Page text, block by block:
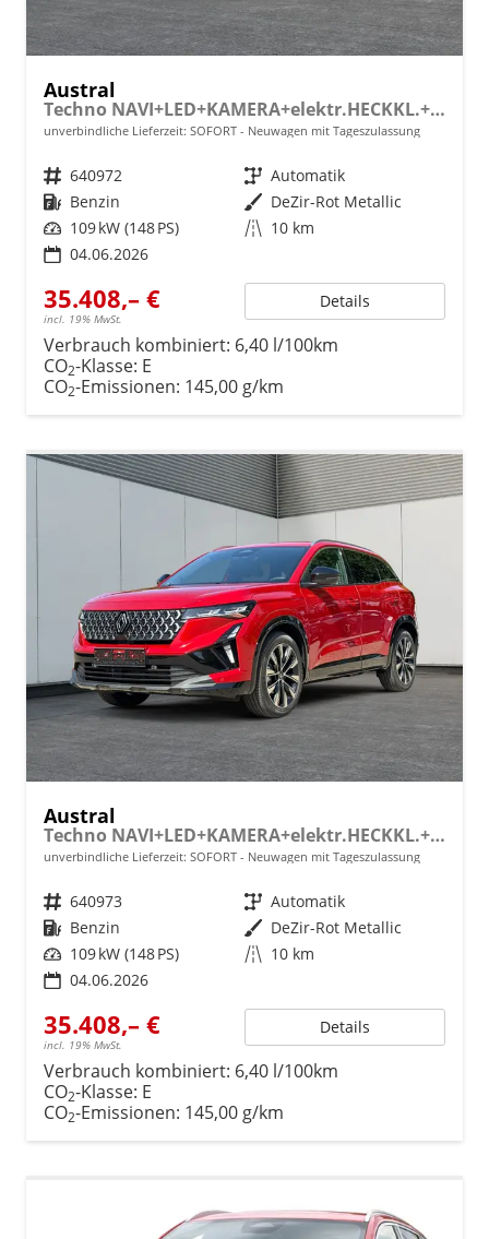
Austral
Techno NAVI+LED+KAMERA+elektr.HECKKL.+19"LM
unverbindliche Lieferzeit: SOFORT Neuwagen mit Tageszulassung
Fahrzeugnr. 640972 Getriebe Automatik
Kraftstoff Benzin Außenfarbe DeZir-Rot Metallic
Leistung 109 kW (148 PS) Kilometerstand 10 km
04.06.2026
35.408,– €
incl. 19% MwSt.
Details
Verbrauch kombiniert: 6,40 l/100km
CO2-Klasse: E
CO2-Emissionen: 145,00 g/km
Austral
Techno NAVI+LED+KAMERA+elektr.HECKKL.+19"LM
unverbindliche Lieferzeit: SOFORT Neuwagen mit Tageszulassung
Fahrzeugnr. 640973 Getriebe Automatik
Kraftstoff Benzin Außenfarbe DeZir-Rot Metallic
Leistung 109 kW (148 PS) Kilometerstand 10 km
04.06.2026
35.408,– €
incl. 19% MwSt.
Details
Verbrauch kombiniert: 6,40 l/100km
CO2-Klasse: E
CO2-Emissionen: 145,00 g/km